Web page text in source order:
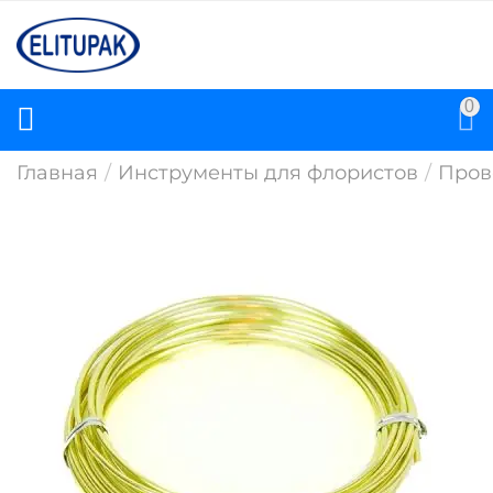
0
Главная / Инструменты для флористов /